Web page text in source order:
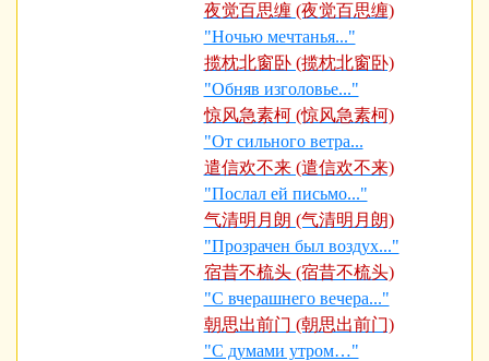
夜觉百思缠 (夜觉百思缠)
"Ночью мечтанья..."
揽枕北窗卧 (揽枕北窗卧)
"Обняв изголовье..."
惊风急素柯 (惊风急素柯)
"От сильного ветра...
遣信欢不来 (遣信欢不来)
"Послал ей письмо..."
气清明月朗 (气清明月朗)
"Прозрачен был воздух..."
宿昔不梳头 (宿昔不梳头)
"С вчерашнего вечера..."
朝思出前门 (朝思出前门)
"С думами утром…"